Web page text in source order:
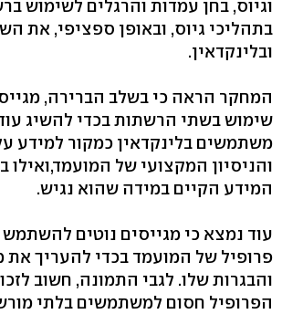
וגיוס, בחן עמדות והרגלים לשימוש
בתהליכי גיוס, ובאופן ספציפי, את
ובלינקדאין.
המחקר הראה כי בשלב הברירה,
שימוש בשתי הרשתות בכדי להשיג
משתמשים בלינקדאין כמקור למידע
והניסיון המקצועי של המועמד,ואילו
המידע הקיים במידה שהוא נגיש.
עוד נמצא כי מגייסים נוטים
פרופיל של המועמד בכדי להעריך את
והבגרות שלו. לגבי התמונה, חשוב
הפרופיל חסום למשתמשים בלתי